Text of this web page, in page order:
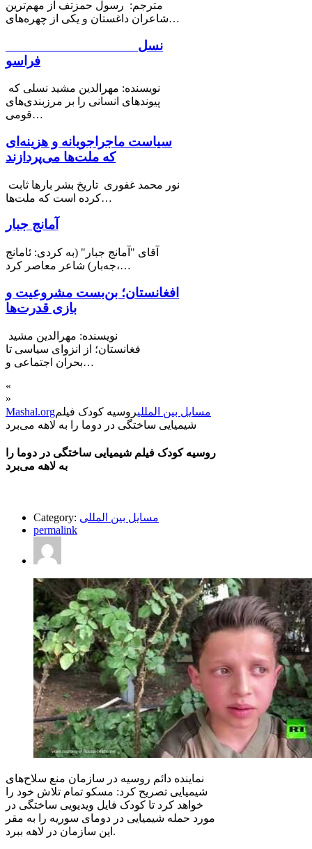
مترجم: رسول حمزتف از مهم‌ترین
شاعران داغستان و یکی از چهره‌های…
فراسو
پیوندهای انسانی را بر مرزبندی‌های
قومی…
سیاست ماجراجویانه و هزینه‌ای
که ملت‌ها می‌پردازند
کرده است که ملت‌ها…
آمانج جبار
آقای "آمانج جبار" (به کردی: ئامانج
جەبار) شاعر معاصر کرد،…
افغانستان؛ بن‌بست مشروعیت و
بازی قدرت‌ها
فغانستان؛ از انزوای سیاسی تا
بحران اجتماعی و…
«
»
Mashal.org
مسایل بین المللیروسیه کودک فیلم
شیمیایی ساختگی در دوما را به لاهه می‌برد
روسیه کودک فیلم شیمیایی ساختگی در دوما را
به لاهه می‌برد
Category: مسایل بین المللی
permalink
نماینده دائم روسیه در سازمان منع سلاح‌های
شیمیایی تصریح کرد: مسکو تمام تلاش خود را
خواهد کرد تا کودک فایل ویدیویی ساختگی در
مورد حمله شیمیایی در دومای سوریه را به مقر
این سازمان در لاهه ببرد.